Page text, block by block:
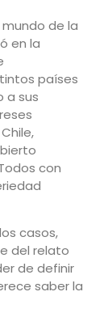
de la
en la
países
a sus
con
casos,
del relato
de definir
saber la